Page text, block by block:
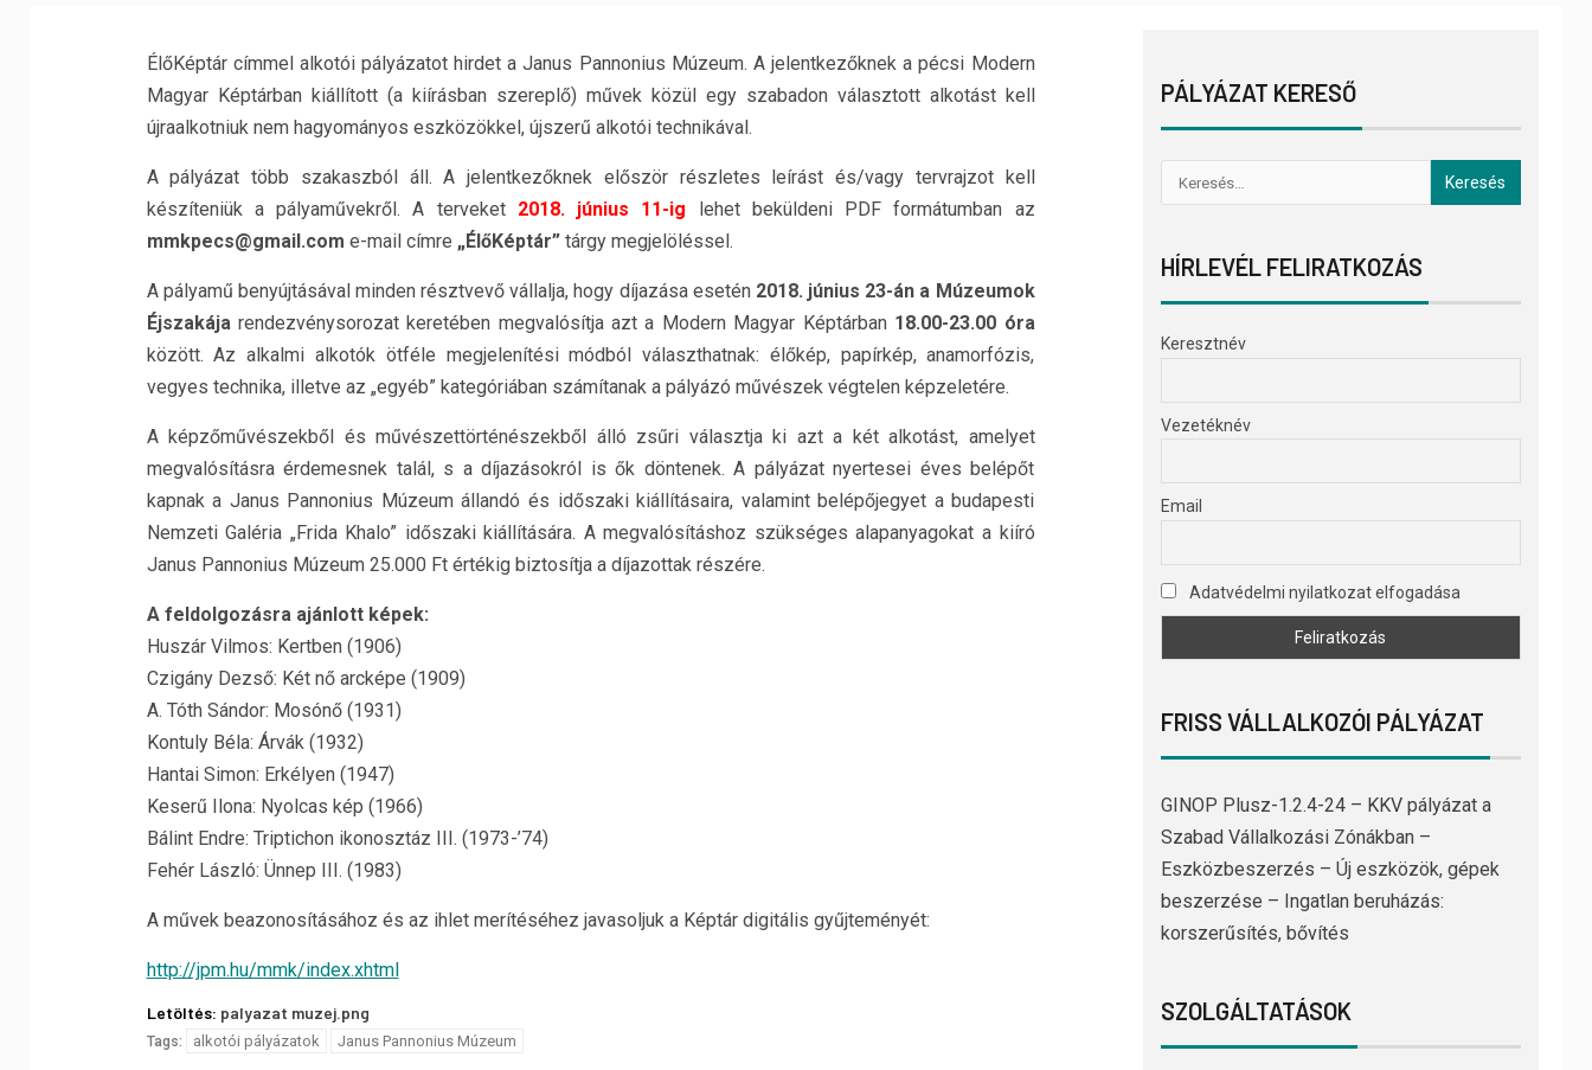
ÉlőKéptár címmel alkotói pályázatot hirdet a Janus Pannonius Múzeum. A jelentkezőknek a pécsi Modern
Magyar Képtárban kiállított (a kiírásban szereplő) művek közül egy szabadon választott alkotást kell
újraalkotniuk nem hagyományos eszközökkel, újszerű alkotói technikával.
A pályázat több szakaszból áll. A jelentkezőknek először részletes leírást és/vagy tervrajzot kell
készíteniük a pályaművekről. A terveket 2018. június 11-ig lehet beküldeni PDF formátumban az
mmkpecs@gmail.com e-mail címre „ÉlőKéptár”tárgy megjelöléssel.
A pályamű benyújtásával minden résztvevő vállalja, hogy díjazása esetén 2018. június 23-án a Múzeumok
Éjszakájarendezvénysorozat keretében megvalósítja azt a Modern Magyar Képtárban 18.00-23.00 óra
között. Az alkalmi alkotók ötféle megjelenítési módból választhatnak: élőkép, papírkép, anamorfózis,
vegyes technika, illetve az „egyéb” kategóriában számítanak a pályázó művészek végtelen képzeletére.
A képzőművészekből és művészettörténészekből álló zsűri választja ki azt a két alkotást, amelyet
megvalósításra érdemesnek talál, s a díjazásokról is ők döntenek. A pályázat nyertesei éves belépőt
kapnak a Janus Pannonius Múzeum állandó és időszaki kiállításaira, valamint belépőjegyet a budapesti
Nemzeti Galéria „Frida Khalo” időszaki kiállítására. A megvalósításhoz szükséges alapanyagokat a kiíró
Janus Pannonius Múzeum 25.000 Ft értékig biztosítja a díjazottak részére.
A feldolgozásra ajánlott képek:
Huszár Vilmos: Kertben (1906)
Czigány Dezső: Két nő arcképe (1909)
A. Tóth Sándor: Mosónő (1931)
Kontuly Béla: Árvák (1932)
Hantai Simon: Erkélyen (1947)
Keserű Ilona: Nyolcas kép (1966)
Bálint Endre: Triptichon ikonosztáz III. (1973-’74)
Fehér László: Ünnep III. (1983)
A művek beazonosításához és az ihlet merítéséhez javasoljuk a Képtár digitális gyűjteményét:
http://jpm.hu/mmk/index.xhtml
Letöltés: palyazat muzej.png
Tags: alkotói pályázatok Janus Pannonius Múzeum
PÁLYÁZAT KERESŐ
HÍRLEVÉL FELIRATKOZÁS
Keresztnév
Vezetéknév
Email
Adatvédelmi nyilatkozat elfogadása
FRISS VÁLLALKOZÓI PÁLYÁZAT
GINOP Plusz-1.2.4-24 – KKV pályázat a
Szabad Vállalkozási Zónákban –
Eszközbeszerzés – Új eszközök, gépek
beszerzése – Ingatlan beruházás:
korszerűsítés, bővítés
SZOLGÁLTATÁSOK